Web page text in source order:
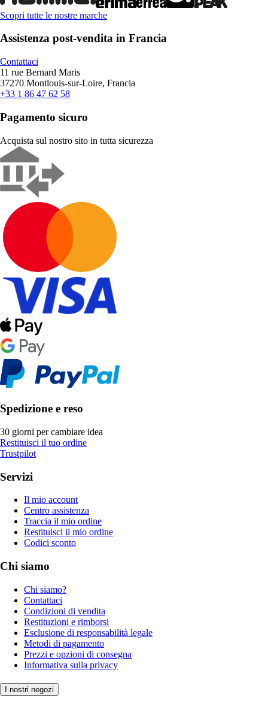
Scopri tutte le nostre marche
Assistenza post-vendita in Francia
Contattaci
11 rue Bernard Maris
37270 Montlouis-sur-Loire, Francia
+33 1 86 47 62 58
Pagamento sicuro
Acquista sul nostro sito in tutta sicurezza
Spedizione e reso
30 giorni per cambiare idea
Restituisci il tuo ordine
Trustpilot
Servizi
Il mio account
Centro assistenza
Traccia il mio ordine
Restituisci il mio ordine
Codici sconto
Chi siamo
Chi siamo?
Contattaci
Condizioni di vendita
Restituzioni e rimborsi
Esclusione di responsabilità legale
Metodi di pagamento
Prezzi e opzioni di consegna
Informativa sulla privacy
I nostri negozi